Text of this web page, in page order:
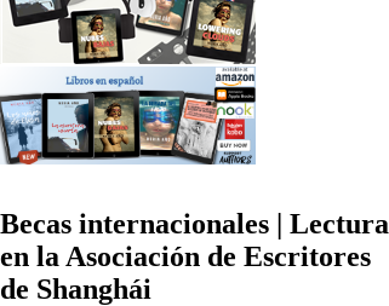
Becas internacionales | Lectura
en la Asociación de Escritores
de Shanghái